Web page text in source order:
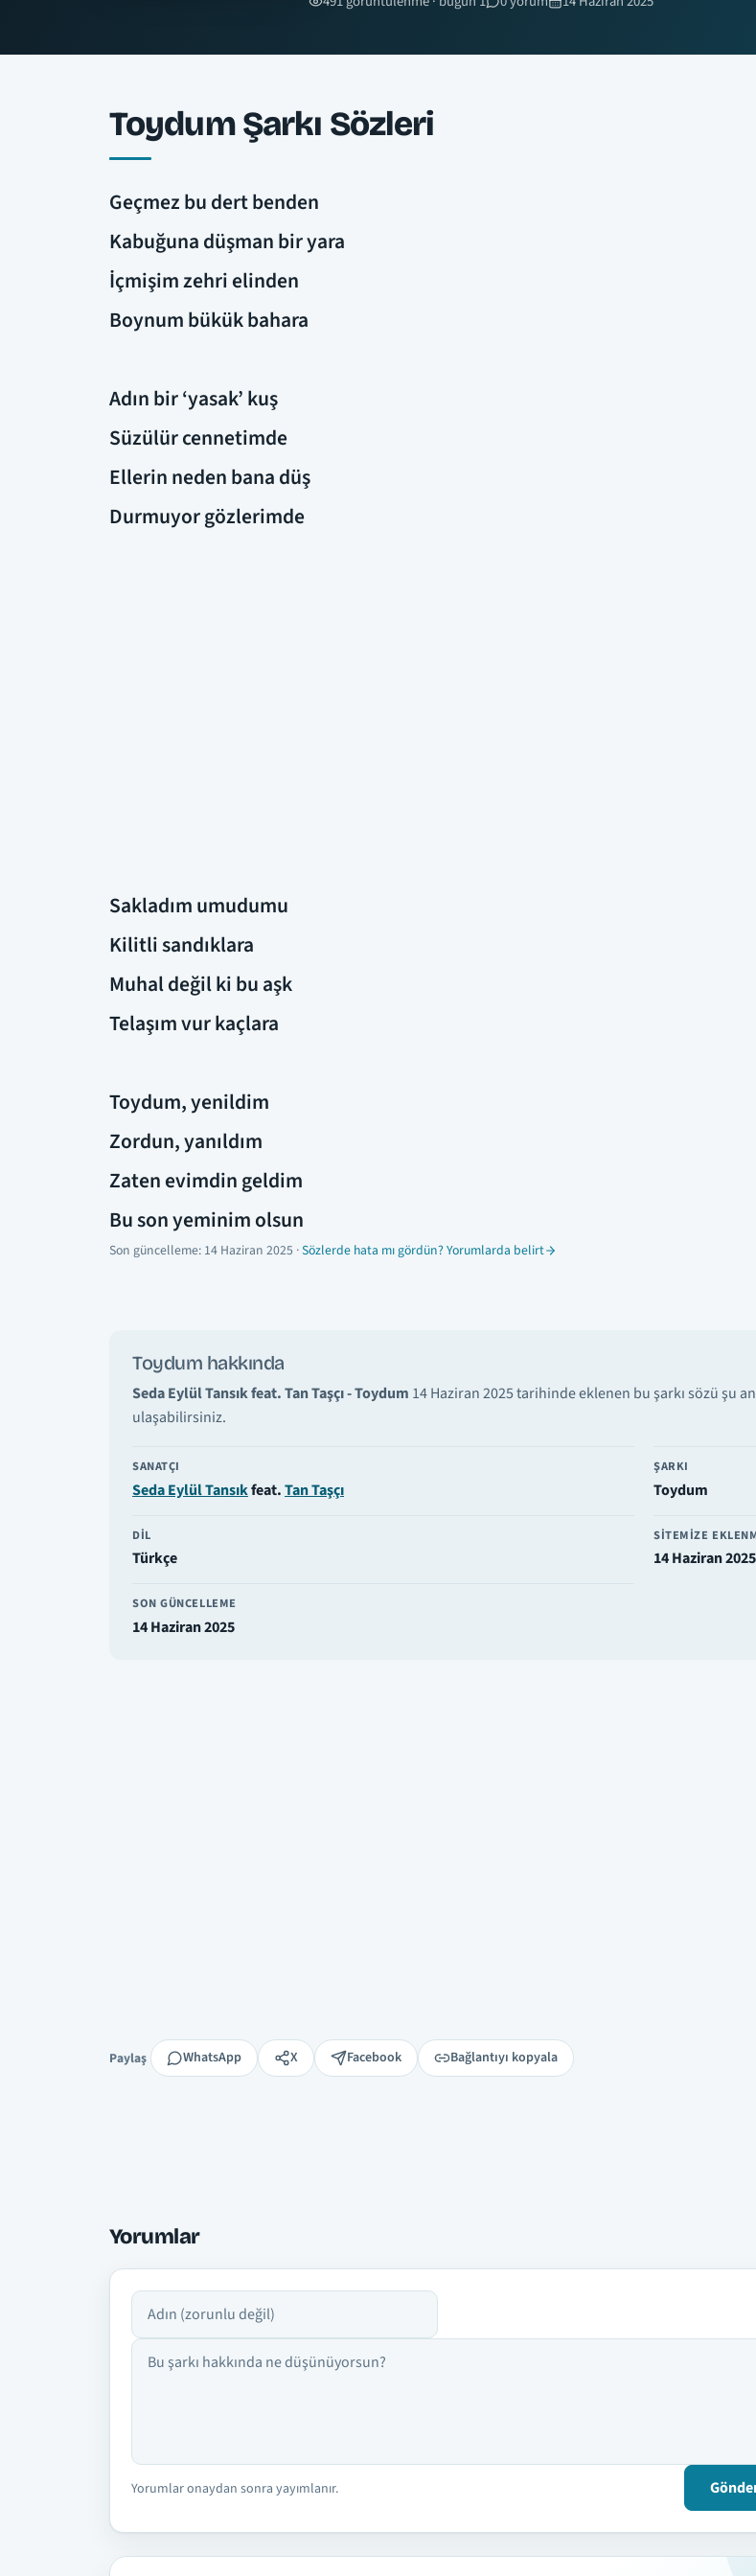
Toydum Şarkı Sözleri
Geçmez bu dert benden
Kabuğuna düşman bir yara
İçmişim zehri elinden
Boynum bükük bahara
Adın bir ‘yasak’ kuş
Süzülür cennetimde
Ellerin neden bana düş
Durmuyor gözlerimde
Sakladım umudumu
Kilitli sandıklara
Muhal değil ki bu aşk
Telaşım vur kaçlara
Toydum, yenildim
Zordun, yanıldım
Zaten evimdin geldim
Bu son yeminim olsun
Son güncelleme: 14 Haziran 2025 ·Sözlerde hata mı gördün? Yorumlarda belirt
Toydum hakkında
Seda Eylül Tansık feat. Tan Taşçı - Toydum 14 Haziran 2025 tarihinde eklenen bu şarkı sözü şu
ulaşabilirsiniz.
SANATÇI
Seda Eylül Tansıkfeat.Tan Taşçı
ŞARKI
Toydum
DIL
Türkçe
SITEMIZE
14 Haziran 2025
SON GÜNCELLEME
14 Haziran 2025
Paylaş
Paylaş WhatsApp X Facebook Bağlantıyı kopyala
Yorumlar
Adın
Yorumun
Yorumlar onaydan sonra yayımlanır.